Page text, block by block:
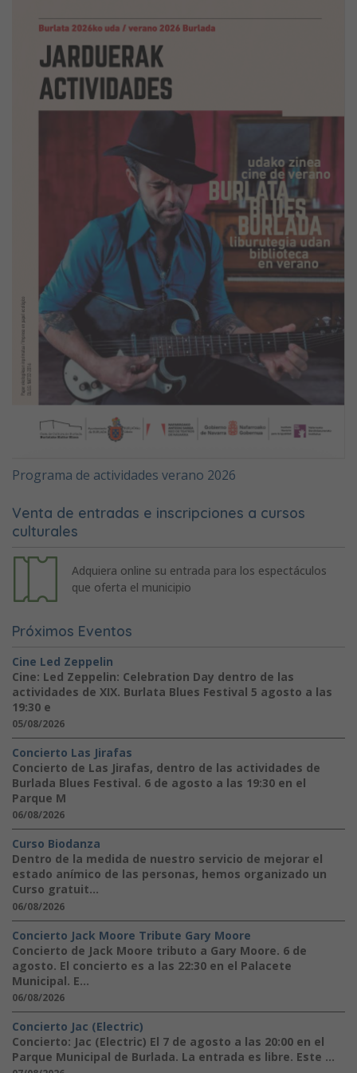
Programa de actividades verano 2026
Venta de entradas e inscripciones a cursos
culturales
Adquiera online su entrada para los espectáculos
que oferta el municipio
Próximos Eventos
Cine Led Zeppelin
Cine: Led Zeppelin: Celebration Day dentro de las
actividades de XIX. Burlata Blues Festival 5 agosto a las
19:30 e
05/08/2026
Concierto Las Jirafas
Concierto de Las Jirafas, dentro de las actividades de
Burlada Blues Festival. 6 de agosto a las 19:30 en el
Parque M
06/08/2026
Curso Biodanza
Dentro de la medida de nuestro servicio de mejorar el
estado anímico de las personas, hemos organizado un
Curso gratuit...
06/08/2026
Concierto Jack Moore Tribute Gary Moore
Concierto de Jack Moore tributo a Gary Moore. 6 de
agosto. El concierto es a las 22:30 en el Palacete
Municipal. E...
06/08/2026
Concierto Jac (Electric)
Concierto: Jac (Electric) El 7 de agosto a las 20:00 en el
Parque Municipal de Burlada. La entrada es libre. Este ...